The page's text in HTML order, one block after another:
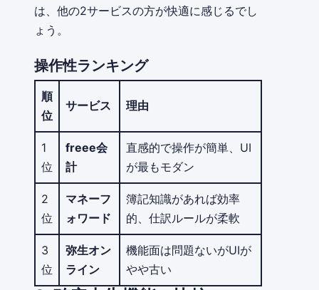
は、他の2サービスの方が快適に感じるでし
ょう。
操作性ランキング
順
位
サービス 理由
1
位
freee会
計
直感的で操作が簡単、UI
が最もモダン
2
位
マネーフ
ォワード
簿記知識があれば効率
的、仕訳ルールが柔軟
3
位
弥生オン
ライン
機能面は問題ないがUIが
やや古い